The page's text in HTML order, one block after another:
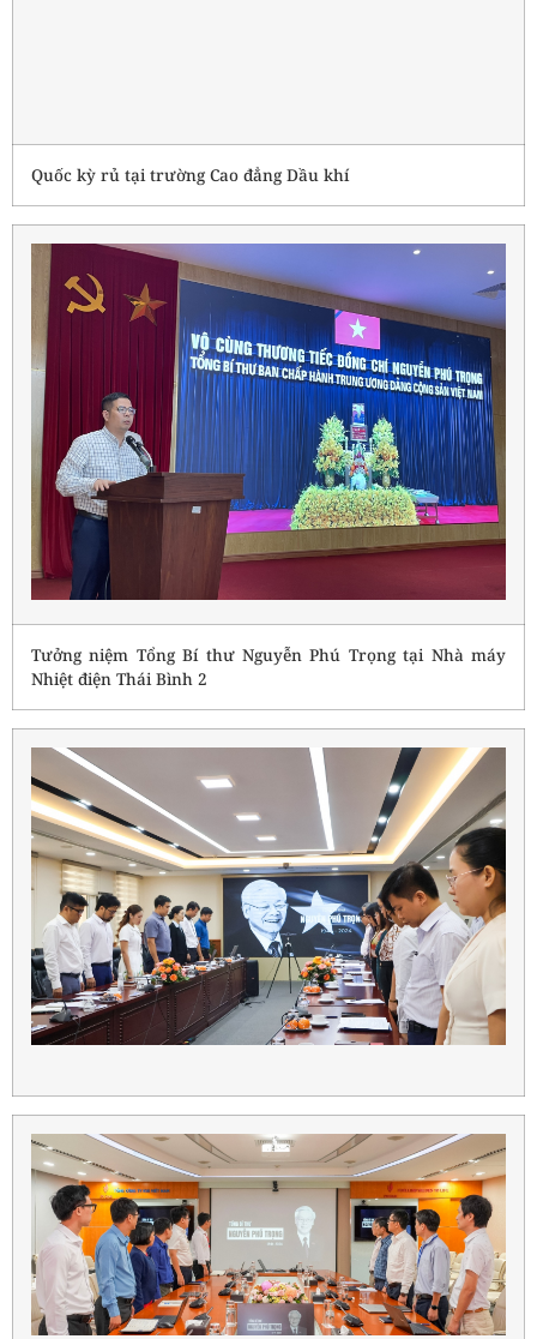
Quốc kỳ rủ tại trường Cao đẳng Dầu khí
Tưởng niệm Tổng Bí thư Nguyễn Phú Trọng tại Nhà máy
Nhiệt điện Thái Bình 2